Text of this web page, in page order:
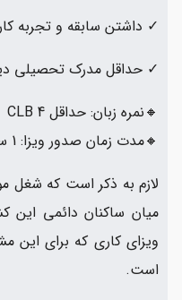
✓ داشتن سابقه و تجربه
✓ حداقل مدرک تحصیلی
🔸نمره زبان: حداقل CLB 4
🔸مدت زمان صدور ویزا: 1 سال
لازم به ذکر است که شغل
میان ساکنان دائمی این
است.